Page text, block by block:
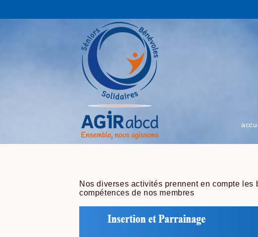
Nos diverses activités prennent en compte
compétences de nos membres